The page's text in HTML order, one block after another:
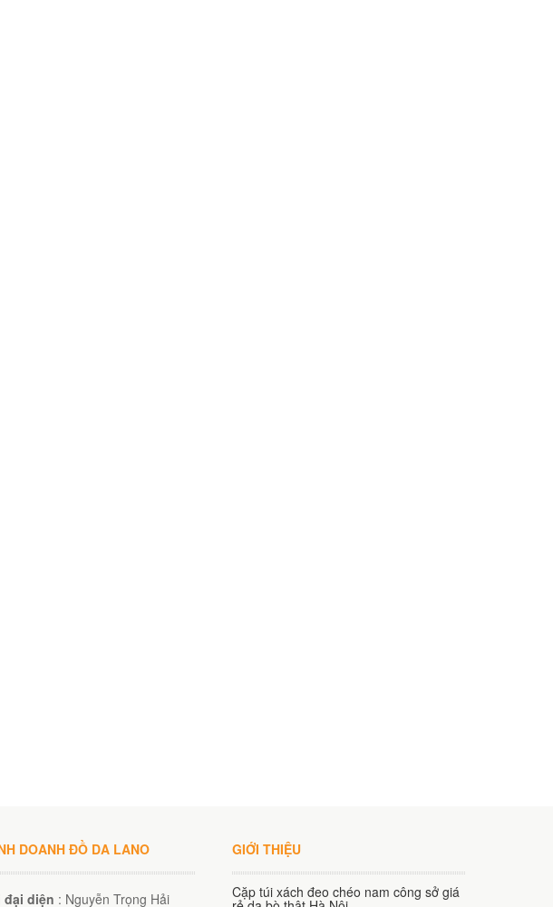
DOANH ĐỒ DA LANO
đại diện : Nguyễn Trọng Hải
GIỚI THIỆU
Cặp túi xách đeo chéo nam công sở giá